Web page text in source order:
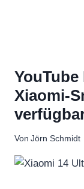
Xiaomi-
Von Jörn Schmidt